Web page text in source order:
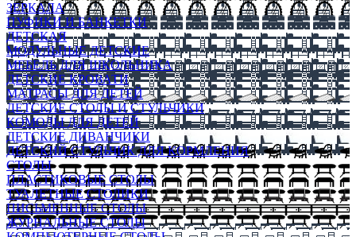
ЗЕРКАЛА
ПУФИКИ И БАНКЕТКИ
ДЕТСКАЯ
МОДУЛЬНЫЕ ДЕТСКИЕ
МЕБЕЛЬ ДЛЯ ШКОЛЬНИКА
ДЕТСКИЕ КРОВАТИ
МАТРАСЫ ДЛЯ ДЕТЕЙ
ДЕТСКИЕ СТОЛЫ И СТУЛЬЧИКИ
КОМОДЫ ДЛЯ ДЕТЕЙ
ДЕТСКИЕ ДИВАНЧИКИ
ДЕТСКИЙ СТУЛЬЧИК ДЛЯ КОРМЛЕНИЯ
СТОЛЫ
ПЛАСТИКОВЫЕ СТОЛЫ
ТУАЛЕТНЫЕ СТОЛИКИ
ПИСЬМЕННЫЕ СТОЛЫ
ЖУРНАЛЬНЫЕ СТОЛЫ